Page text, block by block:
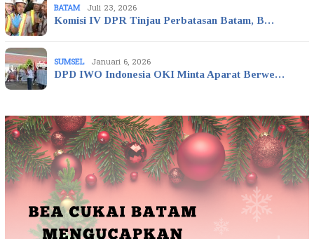
BATAM Juli 23, 2026
Komisi IV DPR Tinjau Perbatasan Batam, B…
SUMSEL Januari 6, 2026
DPD IWO Indonesia OKI Minta Aparat Berwe…